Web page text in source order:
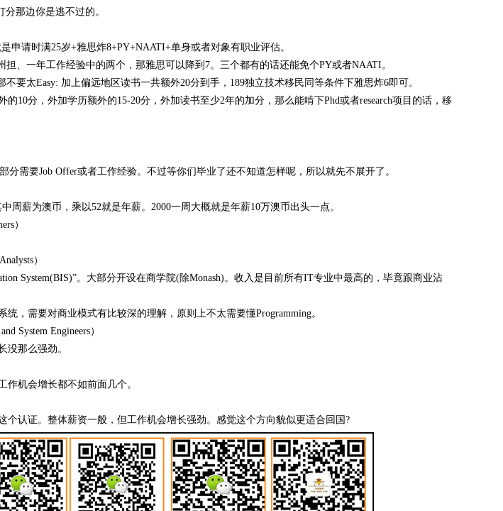
那边你是逃不过的。
申请时满25岁+雅思炸8+PY+NAATI+单身或者对象有职业评估。
担、一年工作经验中的两个，那雅思可以降到7。三个都有的话还能免个PY或者NAATI。
要太Easy: 加上偏远地区读书一共额外20分到手，189独立技术移民同等条件下雅思炸6即可。
的10分，外加学历额外的15-20分，外加读书至少2年的加分，那么能啃下Phd或者research项目的话，移
分需要Job Offer或者工作经验。不过等你们毕业了还不知道怎样呢，所以就先不展开了。
周薪为澳币，乘以52就是年薪。2000一周大概就是年薪10万澳币出头一点。
）
）
System(BIS)”。大部分开设在商学院(除Monash)。收入是目前所有IT专业中最高的，毕竟跟商业沾
，需要对商业模式有比较深的理解，原则上不太需要懂Programming。
System Engineers）
没那么强劲。
作机会增长都不如前面几个。
个认证。整体薪资一般，但工作机会增长强劲。感觉这个方向貌似更适合回国?